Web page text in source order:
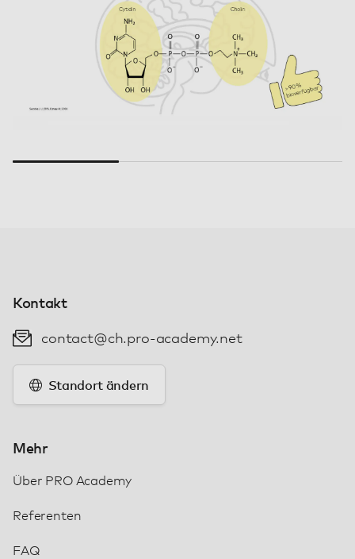
Kontakt
contact@ch.pro-academy.net
Standort ändern
Mehr
Über PRO Academy
Referenten
FAQ